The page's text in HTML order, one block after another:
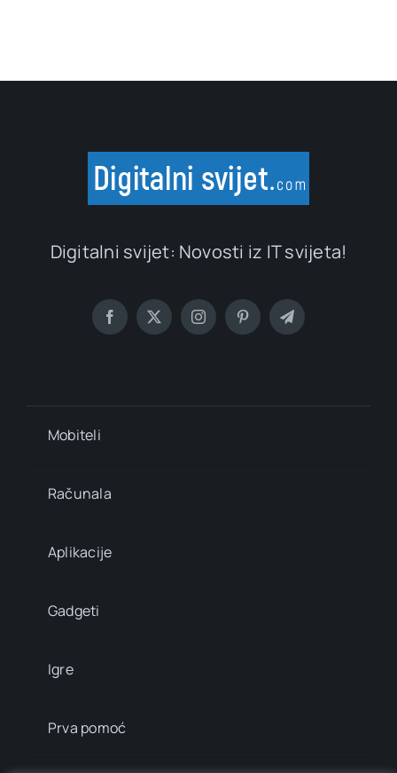
Digitalni svijet: Novosti iz IT svijeta!
Mobiteli
Računala
Aplikacije
Gadgeti
Igre
Prva pomoć